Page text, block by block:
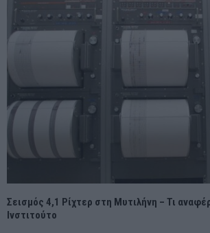
Σεισμός 4,1 Ρίχτερ στη Μυτιλήνη – Τι
Ινστιτούτο